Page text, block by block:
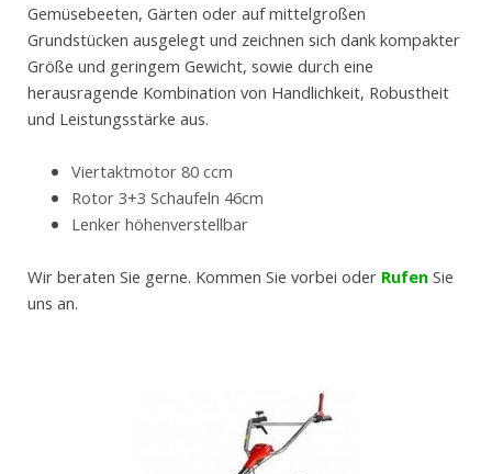
Gemüsebeeten, Gärten oder auf mittelgroßen
Grundstücken ausgelegt und zeichnen sich dank kompakter
Größe und geringem Gewicht, sowie durch eine
herausragende Kombination von Handlichkeit, Robustheit
und Leistungsstärke aus.
Viertaktmotor 80 ccm
Rotor 3+3 Schaufeln 46cm
Lenker höhenverstellbar
Wir beraten Sie gerne. Kommen Sie vorbei oder Rufen Sie
uns an.